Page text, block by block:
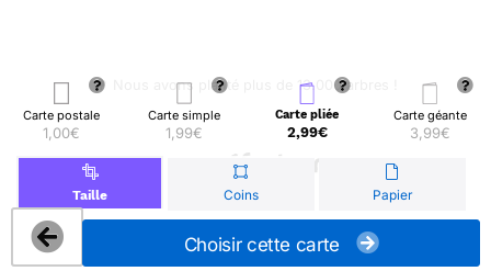
Carte postale
1,00€
Carte simple
1,99€
Carte pliée
2,99€
Carte géante
3,99€
Taille Coins Papier
Choisir cette carte
🌳 Nous avons planté plus de 13.000 arbres !
© Merci Facteur